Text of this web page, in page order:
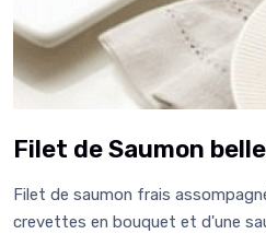
Filet de Saumon
Filet de saumon frais
crevettes en bouquet et d'une